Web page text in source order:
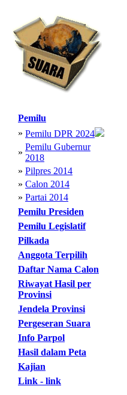
Pemilu
» Pemilu DPR 2024
»
Pemilu Gubernur
2018
» Pilpres 2014
» Calon 2014
» Partai 2014
Pemilu Presiden
Pemilu Legislatif
Pilkada
Anggota Terpilih
Daftar Nama Calon
Riwayat Hasil per
Provinsi
Jendela Provinsi
Pergeseran Suara
Info Parpol
Hasil dalam Peta
Kajian
Link - link